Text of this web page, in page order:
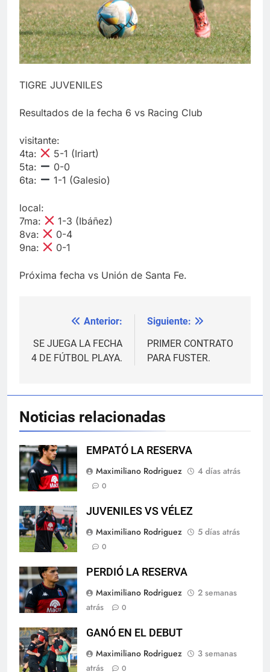
TIGRE JUVENILES
Resultados de la fecha 6 vs Racing Club
visitante:
4ta:
5-1 (Iriart)
5ta:
0-0
6ta:
1-1 (Galesio)
local:
7ma:
1-3 (Ibáñez)
8va:
0-4
9na:
0-1
Próxima fecha vs Unión de Santa Fe.
Navegación
de
Anterior:
SE JUEGA LA FECHA
4 DE FÚTBOL PLAYA.
Siguiente:
PRIMER CONTRATO
PARA FUSTER.
Noticias relacionadas
EMPATÓ LA RESERVA
Maximiliano Rodriguez
4 días atrás
0
JUVENILES VS VÉLEZ
Maximiliano Rodriguez
5 días atrás
0
PERDIÓ LA RESERVA
Maximiliano Rodriguez
2 semanas
atrás
0
GANÓ EN EL DEBUT
Maximiliano Rodriguez
3 semanas
atrás
0